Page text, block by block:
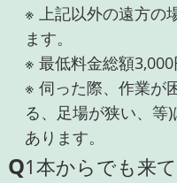
※ 上記以外の遠方の
ます。
※ 最低料金総額3,000
※ 伺った際、作業が
る、足場が狭い、等
あります。
Q1本からでも来